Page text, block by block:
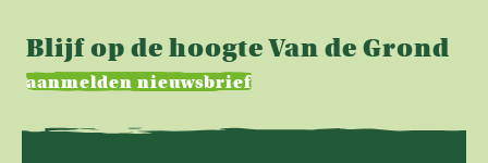
Blijf op de hoogte Van de Grond
aanmelden nieuwsbrief